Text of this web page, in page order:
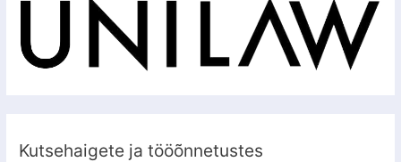
Kutsehaigete ja tööõnnetustes